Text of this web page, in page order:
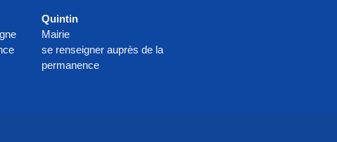
Quintin
Mairie
se renseigner auprès de la
permanence